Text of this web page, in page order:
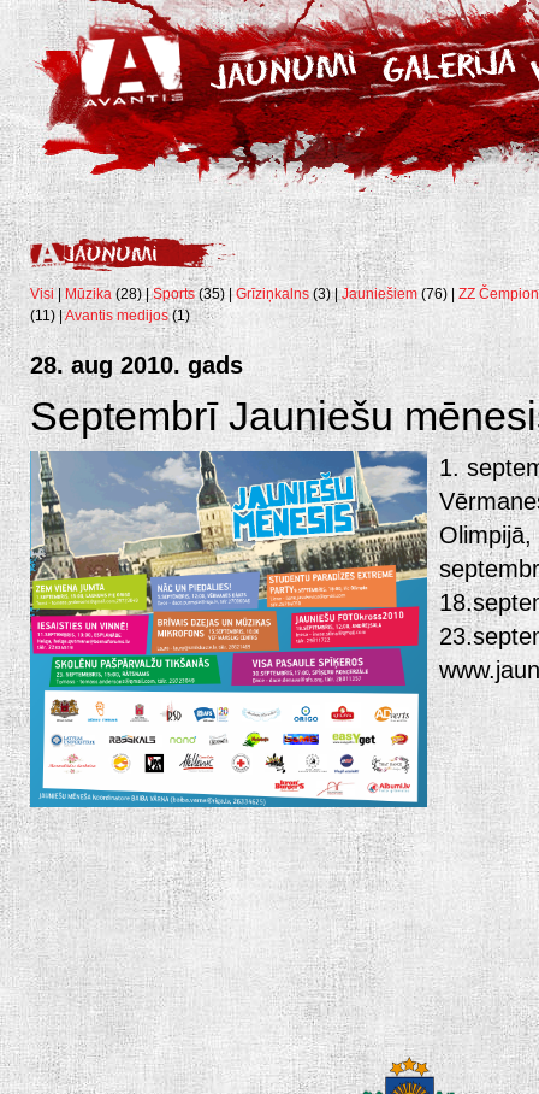
Visi| Mūzika(28) |Sports(35) | Grīziņkalns(3) |Jauniešiem (76) | ZZ
(11) |Avantis medijos(1)
28. aug 2010. gads
Septembrī Jauniešu
1.